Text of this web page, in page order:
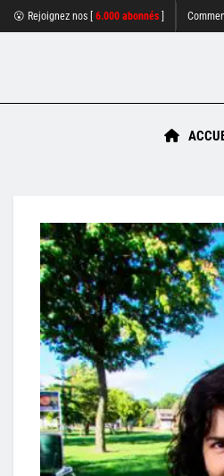
😮 Rejoignez nos [ 6.000 abonnés